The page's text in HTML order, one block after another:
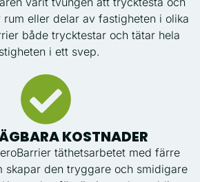
eller delar av fastigheten i olika
både trycktestar och tätar hela
i ett svep.
KOSTNADER
täthetsarbetet med färre
skapar den tryggare och smidigare